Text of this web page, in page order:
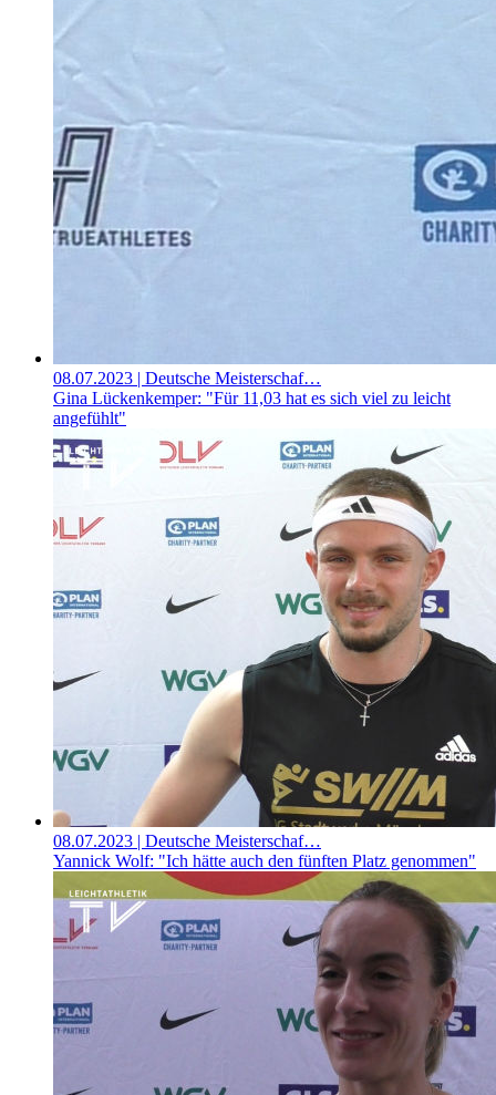
08.07.2023 | Deutsche Meisterschaf…
Gina Lückenkemper: "Für 11,03 hat es sich viel zu leicht
angefühlt"
08.07.2023 | Deutsche Meisterschaf…
Yannick Wolf: "Ich hätte auch den fünften Platz genommen"